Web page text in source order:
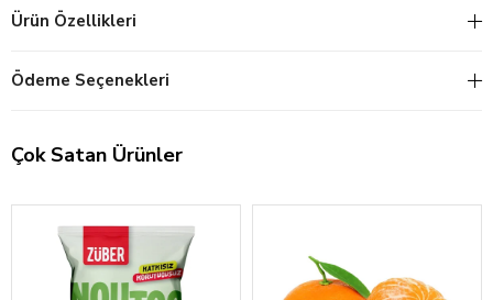
Ürün Özellikleri
Ödeme Seçenekleri
Çok Satan Ürünler